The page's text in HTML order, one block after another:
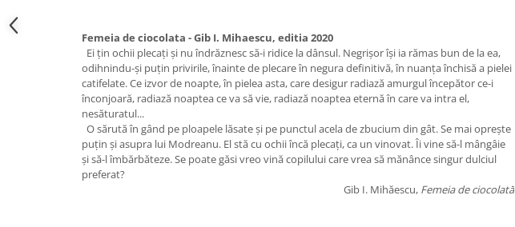
Femeia de ciocolata - Gib I. Mihaescu, editia 2020
Ei ţin ochii plecaţi şi nu îndrăznesc să-i ridice la dânsul. Negrişor îşi ia rămas bun de la ea,
odihnindu-şi puţin privirile, înainte de plecare în negura definitivă, în nuanţa închisă a pielei
catifelate. Ce izvor de noapte, în pielea asta, care desigur radiază amurgul începător ce-i
înconjoară, radiază noaptea ce va să vie, radiază noaptea eternă în care va intra el,
nesăturatul...
O sărută în gând pe ploapele lăsate şi pe punctul acela de zbucium din gât. Se mai opreşte
puţin şi asupra lui Modreanu. El stă cu ochii încă plecaţi, ca un vinovat. Îi vine să-l mângâie
şi să-l îmbărbăteze. Se poate găsi vreo vină copilului care vrea să mănânce singur dulciul
preferat?
Gib I. Mihăescu, Femeia de ciocolată